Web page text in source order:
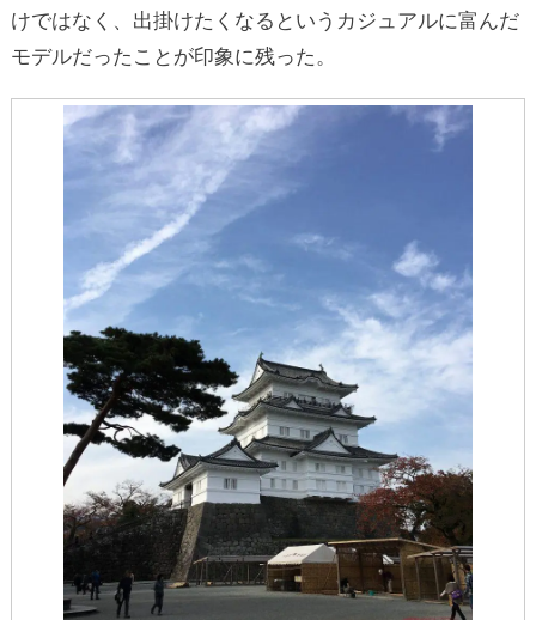
けではなく、出掛けたくなるというカジュアルに富んだ
モデルだったことが印象に残った。